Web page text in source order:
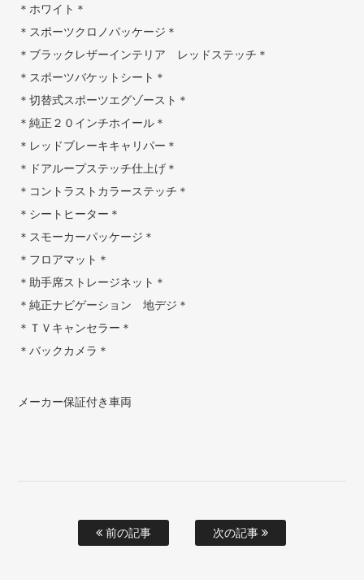
＊ホワイト＊
＊スポーツクロノパッケージ＊
＊ブラックレザーインテリア レッドステッチ＊
＊スポーツバケットシート＊
＊切替式スポーツエグゾースト＊
＊純正２０インチホイール＊
＊レッドブレーキキャリパー＊
＊ドアループステッチ仕上げ＊
＊コントラストカラーステッチ＊
＊シートヒーター＊
＊スモーカーパッケージ＊
＊フロアマット＊
＊助手席ストレージネット＊
＊純正ナビゲーション 地デジ＊
＊ＴＶキャンセラー＊
＊バックカメラ＊
メーカー保証付き車両
前の記事 次の記事